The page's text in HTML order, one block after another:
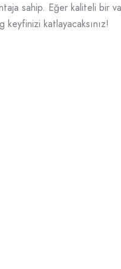
sahip. Eğer kaliteli bir
katlayacaksınız!